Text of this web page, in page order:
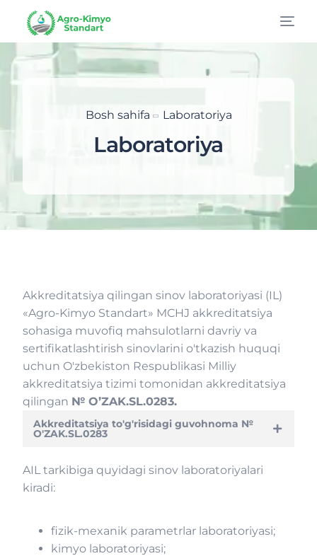
Bosh sahifa Laboratoriya
Laboratoriya
Akkreditatsiya qilingan sinov laboratoriyasi (IL)
«Agro-Kimyo Standart» MCHJ akkreditatsiya
sohasiga muvofiq mahsulotlarni davriy va
sertifikatlashtirish sinovlarini o'tkazish huquqi
uchun O'zbekiston Respublikasi Milliy
akkreditatsiya tizimi tomonidan akkreditatsiya
qilingan № O’ZAK.SL.0283.
Akkreditatsiya to'g'risidagi guvohnoma №
O'ZAK.SL.0283
AIL tarkibiga quyidagi sinov laboratoriyalari
kiradi:
fizik-mexanik parametrlar laboratoriyasi;
kimyo laboratoriyasi;
UZ